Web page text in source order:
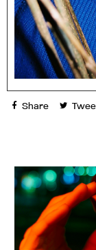
Share